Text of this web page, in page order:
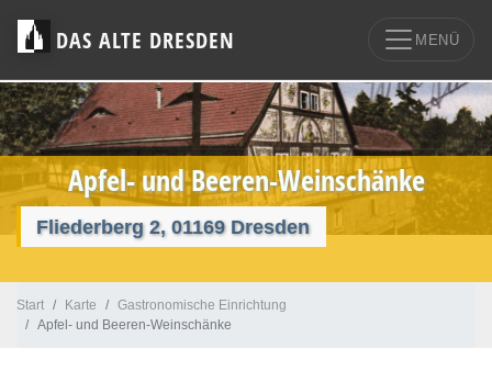
DAS ALTE DRESDEN MENÜ
Apfel- und Beeren-Weinschänke
Fliederberg 2, 01169 Dresden
Start Karte
Gastronomische Einrichtung
Apfel- und Beeren-Weinschänke